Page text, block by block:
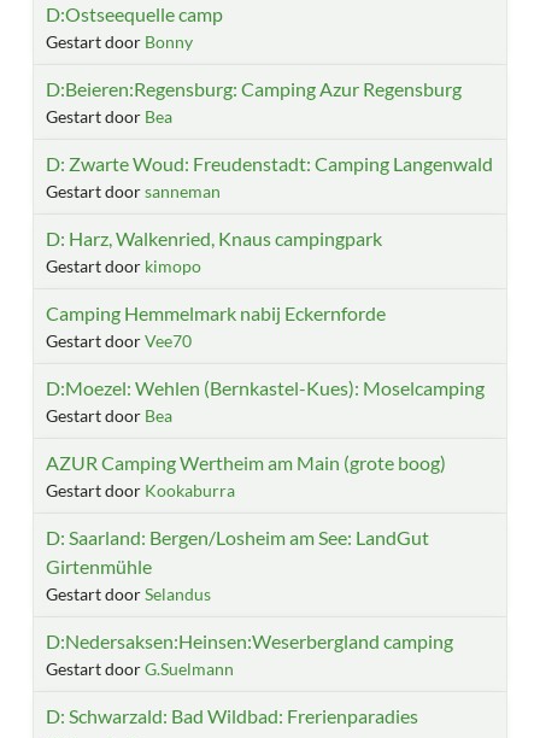
D:Ostseequelle camp
Gestart door Bonny
D:Beieren:Regensburg: Camping Azur Regensburg
Gestart door Bea
D: Zwarte Woud: Freudenstadt: Camping Langenwald
Gestart doorsanneman
D: Harz, Walkenried, Knaus campingpark
Gestart door kimopo
Camping Hemmelmark nabij Eckernforde
Gestart doorVee70
D:Moezel: Wehlen (Bernkastel-Kues): Moselcamping
Gestart door Bea
AZUR Camping Wertheim am Main (grote boog)
Gestart door Kookaburra
D: Saarland: Bergen/Losheim am See: LandGut
Girtenmühle
Gestart doorSelandus
D:Nedersaksen:Heinsen:Weserbergland camping
Gestart doorG.Suelmann
D: Schwarzald: Bad Wildbad: Frerienparadies